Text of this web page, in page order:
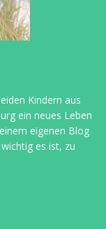
Kindern aus
ein neues Leben
eigenen Blog
es ist, zu